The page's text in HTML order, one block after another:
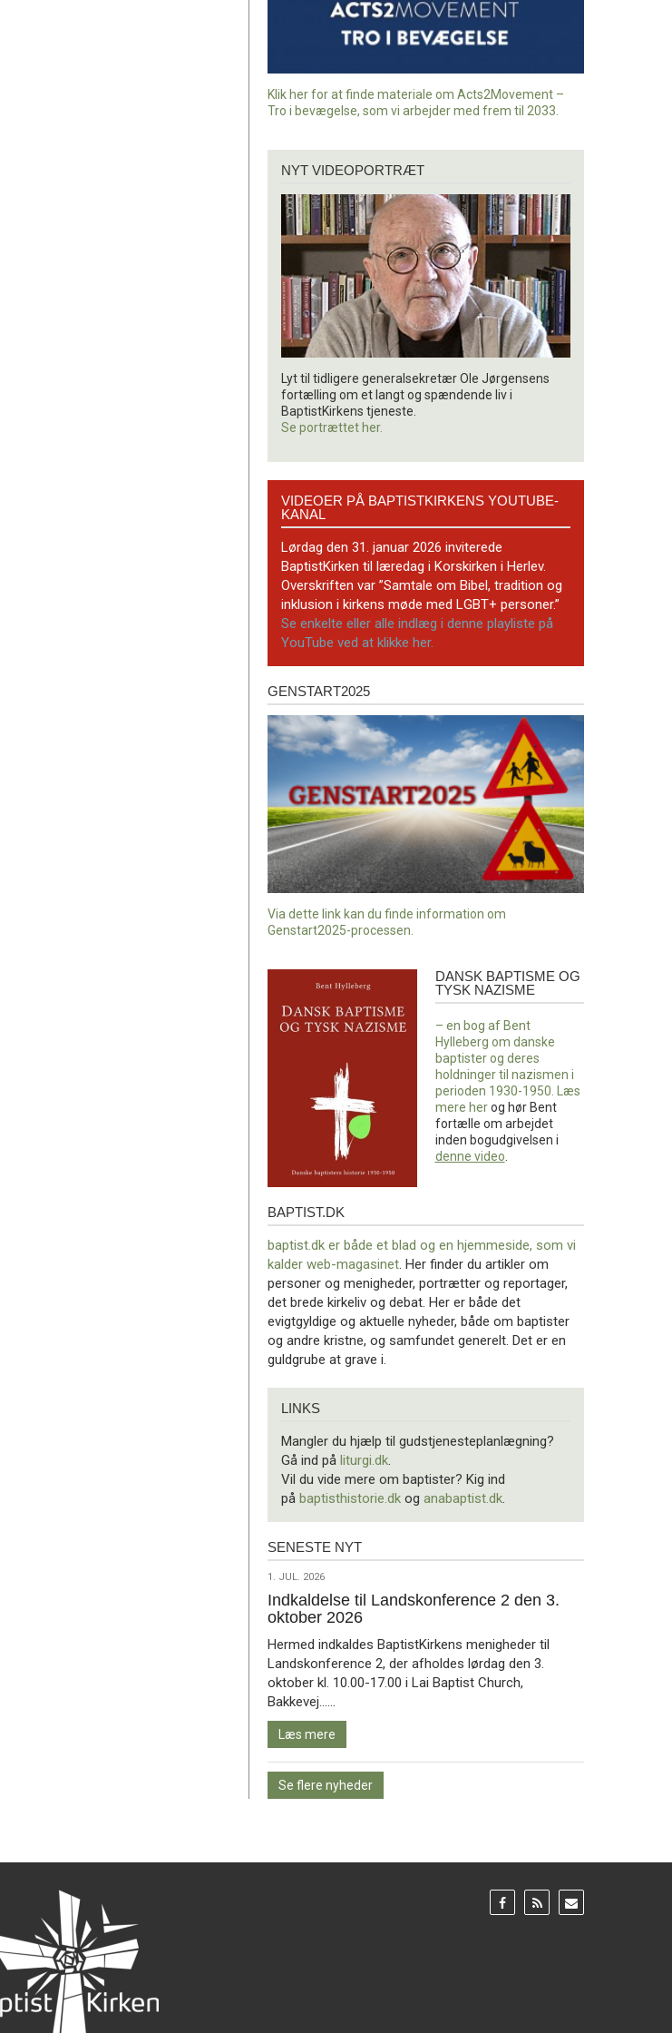
Klik her for at finde materiale om Acts2Movement –
Tro i bevægelse, som vi arbejder med frem til 2033.
videoportræt
NYT VIDEOPORTRÆT
Lyt til tidligere generalsekretær Ole Jørgensens
fortælling om et langt og spændende liv i
BaptistKirkens tjeneste.
Se portrættet her.
BaptistKirkens
YouTube-
kanal
VIDEOER PÅ BAPTISTKIRKENS YOUTUBE-
KANAL
Lørdag den 31. januar 2026 inviterede
BaptistKirken til læredag i Korskirken i Herlev.
Overskriften var ”Samtale om Bibel, tradition og
inklusion i kirkens møde med LGBT+ personer.”
Se enkelte eller alle indlæg i denne playliste på
YouTube ved at klikke her.
Genstart2025
GENSTART2025
Via dette link kan du finde information om
Genstart2025-processen.
tysk
DANSK BAPTISME OG
TYSK NAZISME
– en bog af Bent
Hylleberg om danske
baptister og deres
holdninger til nazismen i
perioden 1930-1950. Læs
mere herog hør Bent
fortælle om arbejdet
inden bogudgivelsen i
denne video.
baptist.dk
BAPTIST.DK
baptist.dk er både et blad og en hjemmeside, som vi
kalder web-magasinet . Her finder du artikler om
personer og menigheder, portrætter og reportager,
det brede kirkeliv og debat. Her er både det
evigtgyldige og aktuelle nyheder, både om baptister
og andre kristne, og samfundet generelt. Det er en
guldgrube at grave i.
LINKS
Mangler du hjælp til gudstjenesteplanlægning?
Gå ind på liturgi.dk
Vil du vide mere om baptister? Kig ind
på baptisthistorie.dk og anabaptist.dk
Seneste
SENESTE NYT
1.
jul.
2026
1. JUL. 2026
Indkaldelse til Landskonference 2 den 3.
oktober 2026
Hermed indkaldes BaptistKirkens menigheder til
Landskonference 2, der afholdes lørdag den 3.
oktober kl. 10.00-17.00 i Lai Baptist Church,
Bakkevej……
mere
Læs mere
Se flere nyheder
Gå
til:
Gå
til:
Gå
til: